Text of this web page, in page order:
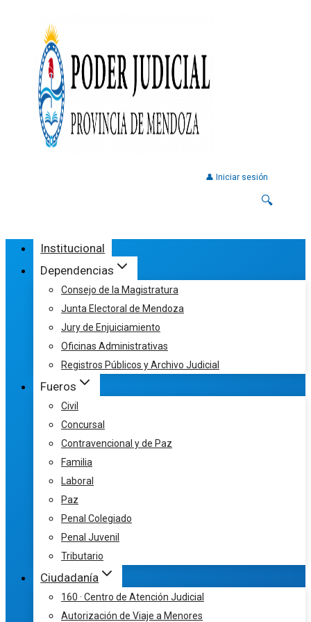
👤 Iniciar sesión
🔍
Institucional
Dependencias
Consejo de la Magistratura
Junta Electoral de Mendoza
Jury de Enjuiciamiento
Oficinas Administrativas
Registros Públicos y Archivo Judicial
Fueros
Civil
Concursal
Contravencional y de Paz
Familia
Laboral
Paz
Penal Colegiado
Penal Juvenil
Tributario
Ciudadanía
160 · Centro de Atención Judicial
Autorización de Viaje a Menores